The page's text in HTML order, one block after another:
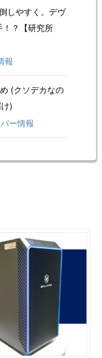
しやすく。デヴ
！？【研究所
報
(クソデカなの
)
ー情報